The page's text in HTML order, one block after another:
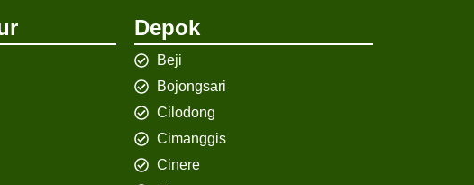
Depok
Beji
Bojongsari
Cilodong
Cimanggis
Cinere